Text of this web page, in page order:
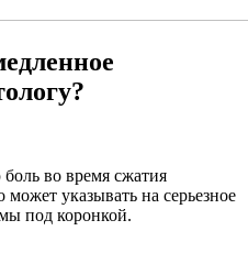
во время сжатия
указывать на серьезное
под коронкой.